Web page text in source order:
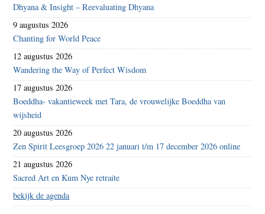
Dhyana & Insight – Reevaluating Dhyana
9 augustus 2026
Chanting for World Peace
12 augustus 2026
Wandering the Way of Perfect Wisdom
17 augustus 2026
Boeddha- vakantieweek met Tara, de vrouwelijke Boeddha van
wijsheid
20 augustus 2026
Zen Spirit Leesgroep 2026 22 januari t/m 17 december 2026 online
21 augustus 2026
Sacred Art en Kum Nye retraite
bekijk de agenda